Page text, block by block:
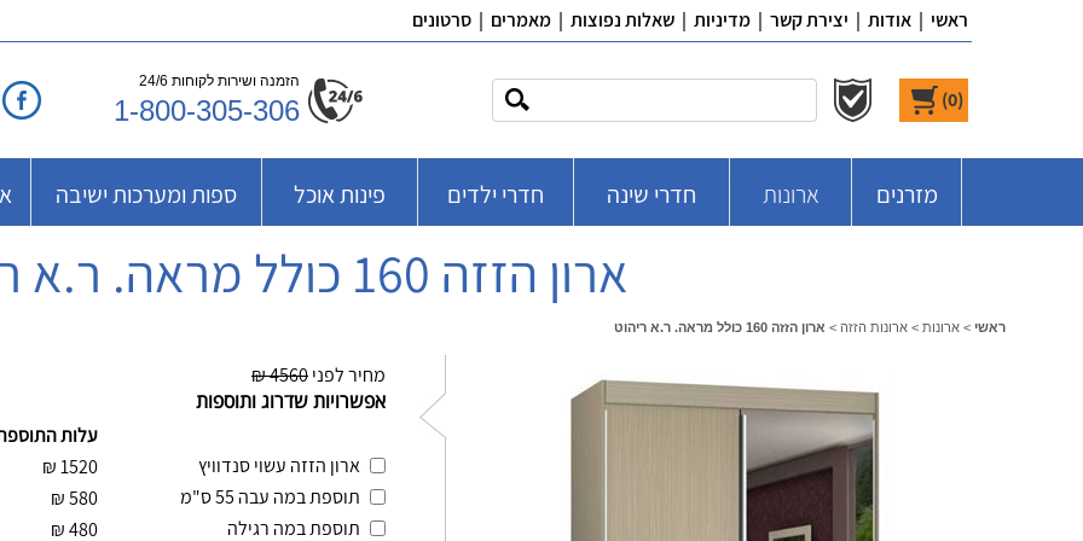
ראשי | אודות | יצירת קשר | מדיניות | שאלות נפוצות | מאמרים | סרטונים
(
0
)
הזמנה ושירות לקוחות 24/6
1-800-305-306
מזרנים ארונות חדרי שינה חדרי ילדים פינות אוכל ספות ומערכות ישיבה
ארון הזזה 160 כולל מראה. ר.א ריהוט
ראשי > ארונות > ארונות הזזה > ארון הזזה 160 כולל מראה. ר.א ריהוט
מחיר לפני4560 ₪
אפשרויות שדרוג ותוספות
עלות
ארון הזזה עשוי סנדוויץ
1520
₪
תוספת במה עבה 55 ס"מ
580
₪
תוספת במה רגילה
480
₪